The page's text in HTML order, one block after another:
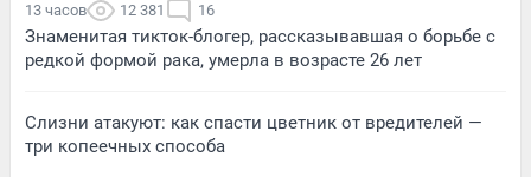
13 часов 12 381 16
Знаменитая тикток-блогер, рассказывавшая о борьбе с
редкой формой рака, умерла в возрасте 26 лет
Слизни атакуют: как спасти цветник от вредителей —
три копеечных способа